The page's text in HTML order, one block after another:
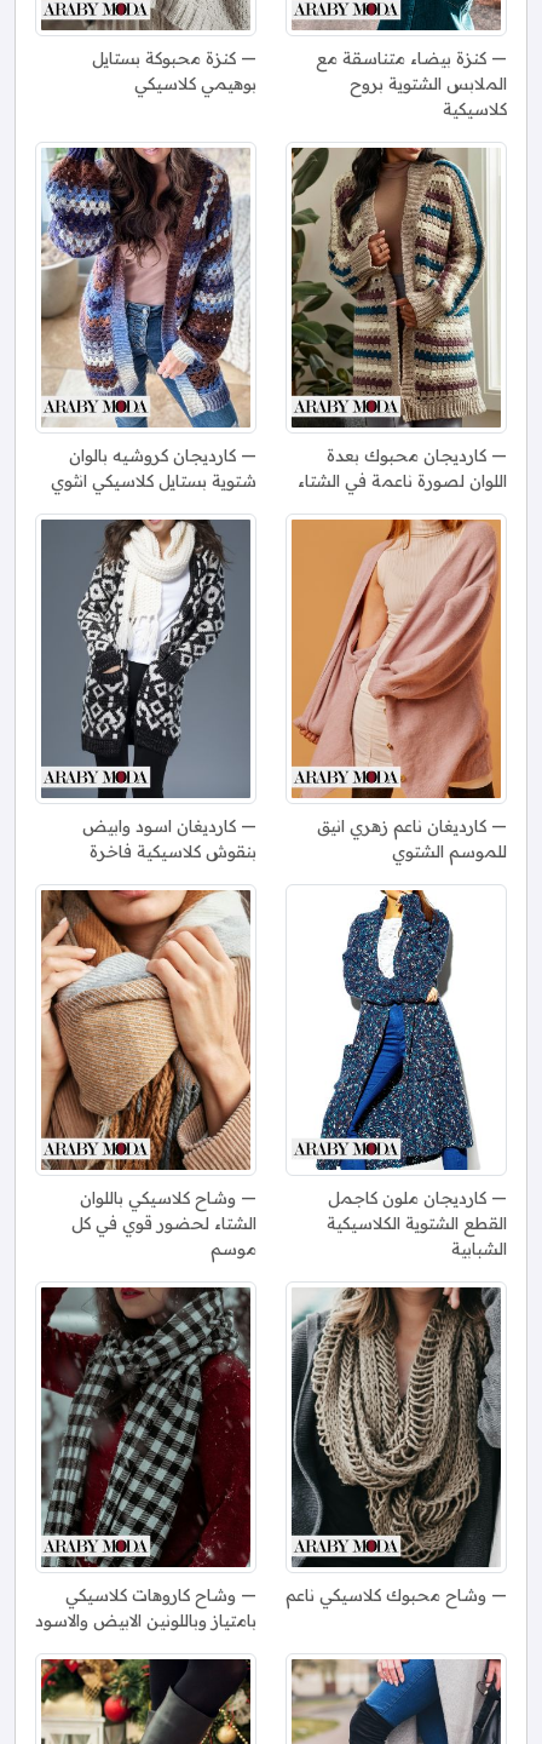
كنزة بيضاء متناسقة مع
الملابس الشتوية بروح
كلاسيكية
كنزة محبوكة بستايل
بوهيمي كلاسيكي
كارديجان محبوك بعدة
اللوان لصورة ناعمة في الشتاء
كارديجان كروشيه بالوان
شتوية بستايل كلاسيكي انثوي
كارديغان ناعم زهري انيق
للموسم الشتوي
كارديغان اسود وابيض
بنقوش كلاسيكية فاخرة
كارديجان ملون كاجمل
القطع الشتوية الكلاسيكية
الشبابية
وشاح كلاسيكي باللوان
الشتاء لحضور قوي في كل
موسم
وشاح محبوك كلاسيكي ناعم
وشاح كاروهات كلاسيكي
بامتياز وباللونين الابيض والاسود